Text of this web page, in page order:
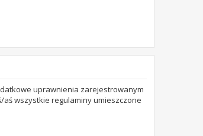
uprawnienia zarejestrowanym
aś wszystkie regulaminy umieszczone